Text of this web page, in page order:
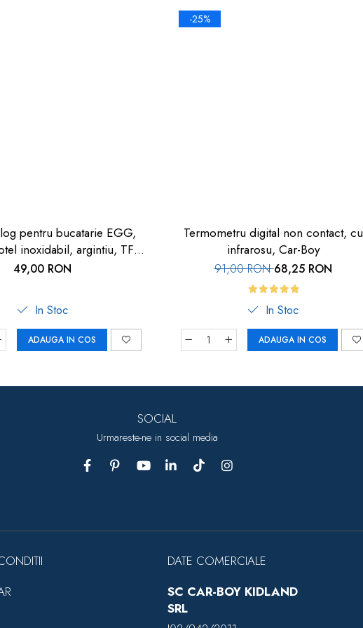
pentru bucatarie EGG,
inoxidabil, argintiu, TFA
38.1026
49,00 RON
In Stoc
ADAUGA IN COS
-25%
Termometru digital non contact, cu
infrarosu, Car-Boy
91,00 RON68,25 RON
In Stoc
ADAUGA IN COS
SOCIAL
Urmareste-ne in social media
DATE COMERCIALE
SC CAR-BOY KIDLAND
SRL